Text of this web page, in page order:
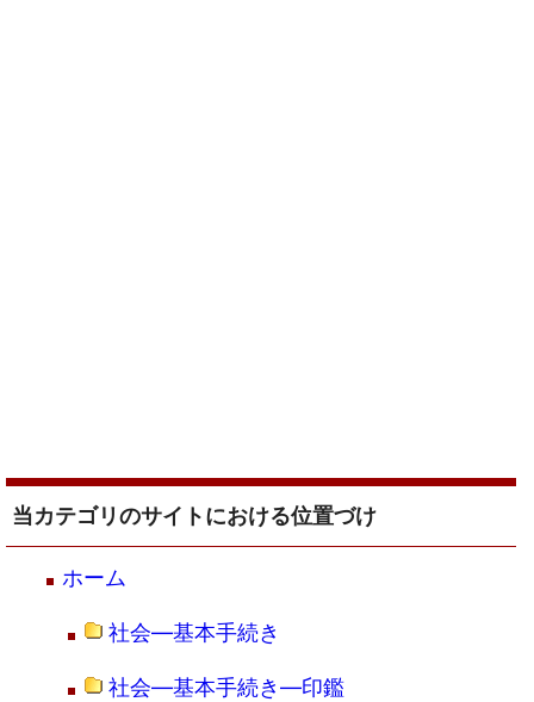
当カテゴリのサイトにおける位置づけ
ホーム
社会―基本手続き
社会―基本手続き―印鑑